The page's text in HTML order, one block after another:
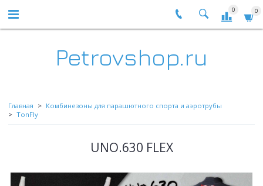
0 0
Petrovshop.ru
Главная
Комбинезоны для парашютного спорта и аэротрубы
TonFly
UNO.630 FLEX